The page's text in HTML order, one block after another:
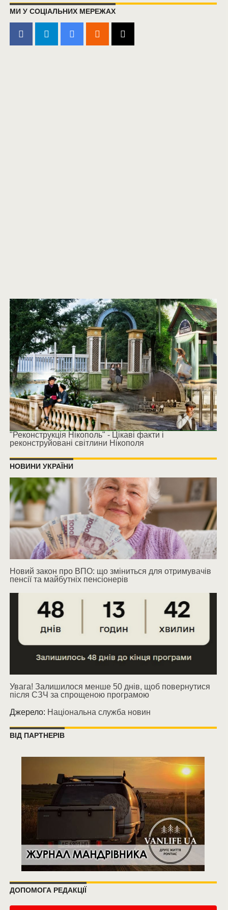
МИ У СОЦІАЛЬНИХ МЕРЕЖАХ
"Реконструкція Нікополь" - Цікаві факти і
реконструйовані світлини Нікополя
НОВИНИ УКРАЇНИ
Новий закон про ВПО: що зміниться для отримувачів
пенсії та майбутніх пенсіонерів
Увага! Залишилося менше 50 днів, щоб повернутися
після СЗЧ за спрощеною програмою
Джерело: Національна служба новин
ВІД ПАРТНЕРІВ
ДОПОМОГА РЕДАКЦІЇ